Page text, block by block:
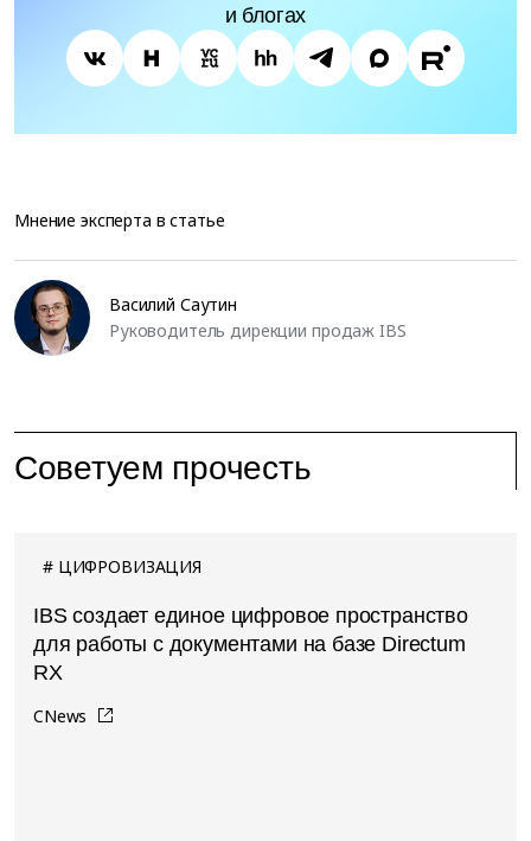
и блогах
Мнение эксперта в статье
Василий Саутин
Руководитель дирекции продаж IBS
Советуем прочесть
ЦИФРОВИЗАЦИЯ
IBS создает единое цифровое пространство
для работы с документами на базе Directum
RX
CNews